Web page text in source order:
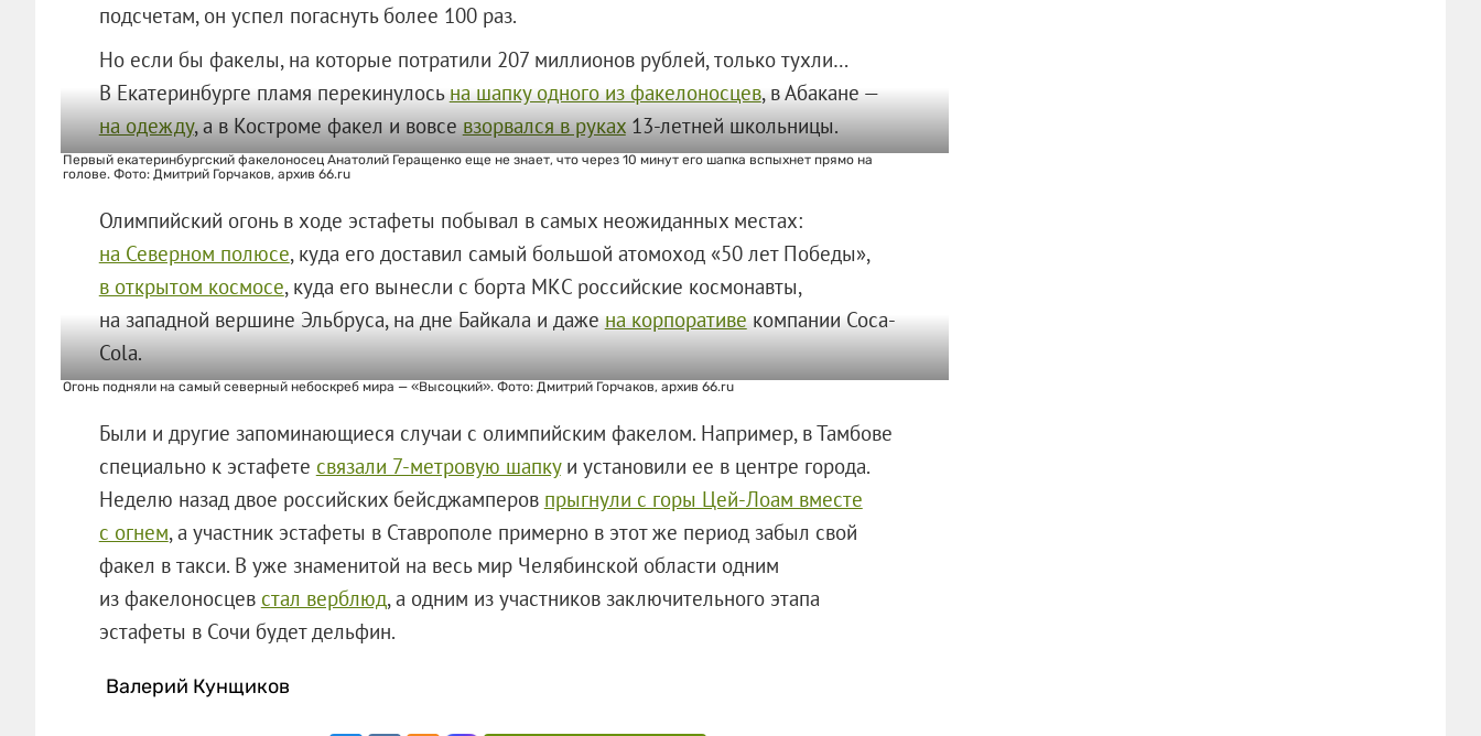
подсчетам, он успел погаснуть более 100 раз.
Но если бы факелы, на которые потратили 207 миллионов рублей, только тухли…
В Екатеринбурге пламя перекинулось на шапку одного из факелоносцев, в Абакане —
на одежду, а в Костроме факел и вовсевзорвался в руках13-летней школьницы.
Первый екатеринбургский факелоносец Анатолий Геращенко еще не знает, что через 10 минут его шапка вспыхнет прямо на
голове. Фото: Дмитрий Горчаков, архив 66.ru
Олимпийский огонь в ходе эстафеты побывал в самых неожиданных местах:
на Северном полюсе, куда его доставил самый большой атомоход «50 лет Победы»,
в открытом космосе, куда его вынесли с борта МКС российские космонавты,
на западной вершине Эльбруса, на дне Байкала и даже на корпоративе компании Coca-
Cola.
Огонь подняли на самый северный небоскреб мира — «Высоцкий». Фото: Дмитрий Горчаков, архив 66.ru
Были и другие запоминающиеся случаи с олимпийским факелом. Например, в Тамбове
специально к эстафете связали 7-метровую шапкуи установили ее в центре города.
Неделю назад двое российских бейсджамперов прыгнули с горы Цей-Лоам вместе
с огнем, а участник эстафеты в Ставрополе примерно в этот же период забыл свой
факел в такси. В уже знаменитой на весь мир Челябинской области одним
из факелоносцев стал верблюд, а одним из участников заключительного этапа
эстафеты в Сочи будет дельфин.
Валерий Кунщиков